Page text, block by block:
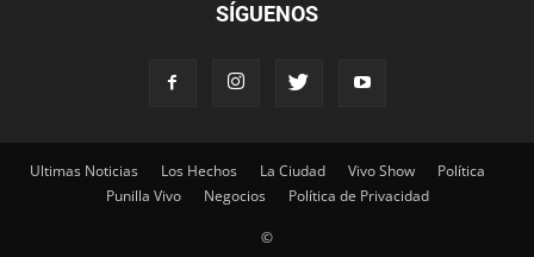
SÍGUENOS
Ultimas Noticias Los Hechos La Ciudad Vivo Show
Política
Punilla Vivo
Negocios Política de Privacidad
©